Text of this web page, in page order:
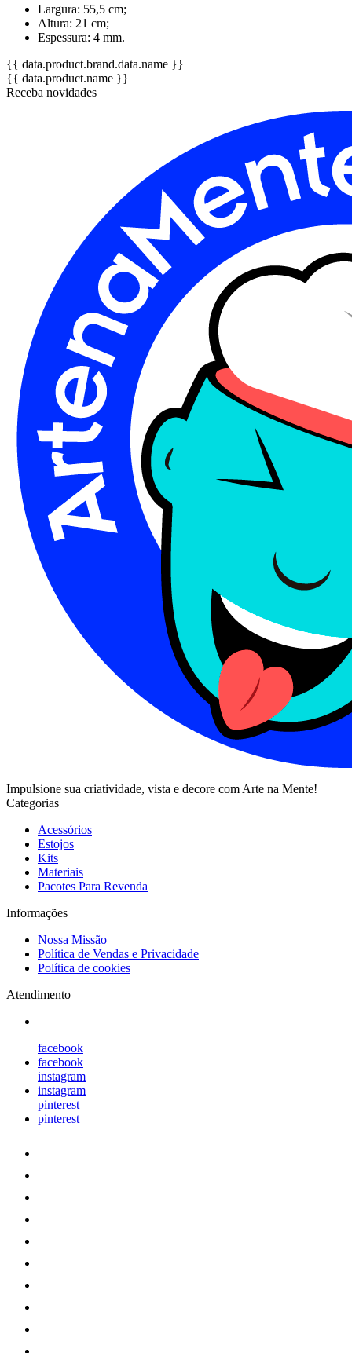
Largura: 55,5 cm;
Altura: 21 cm;
Espessura: 4 mm.
{{ data.product.brand.data.name }}
{{ data.product.name }}
Receba novidades
Impulsione sua criatividade, vista e decore com Arte na Mente!
Categorias
Acessórios
Estojos
Kits
Materiais
Pacotes Para Revenda
Informações
Nossa Missão
Política de Vendas e Privacidade
Política de cookies
Atendimento
facebook
facebook
instagram
instagram
pinterest
pinterest